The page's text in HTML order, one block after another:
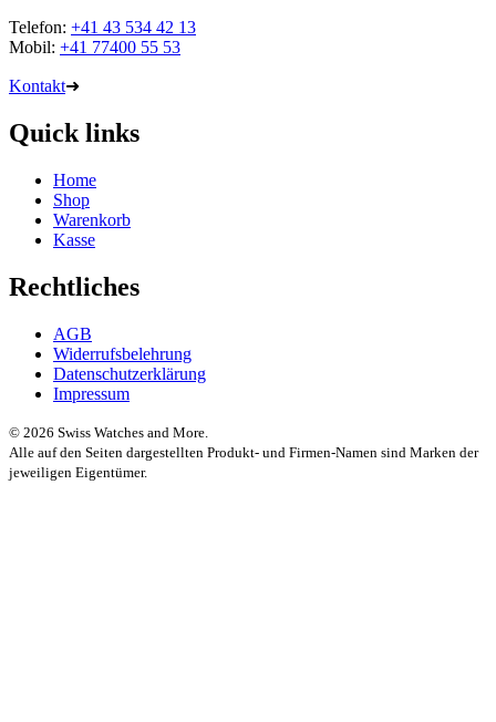
Telefon: +41 43 534 42 13
Mobil: +41 77400 55 53
Kontakt➜
Quick links
Home
Shop
Warenkorb
Kasse
Rechtliches
AGB
Widerrufsbelehrung
Datenschutzerklärung
Impressum
© 2026 Swiss Watches and More.
Alle auf den Seiten dargestellten Produkt- und Firmen-Namen sind Marken der
jeweiligen Eigentümer.